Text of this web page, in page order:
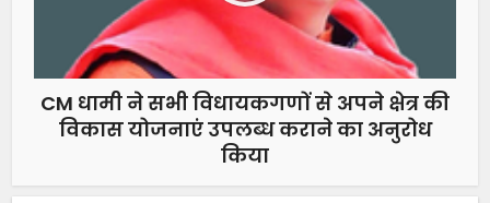
CM धामी ने सभी विधायकगणों से अपने क्षेत्र की
विकास योजनाएं उपलब्ध कराने का अनुरोध
किया